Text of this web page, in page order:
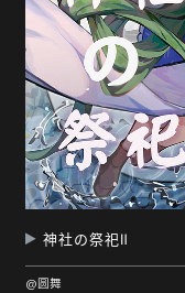
神社の祭祀Ⅱ
@圆舞